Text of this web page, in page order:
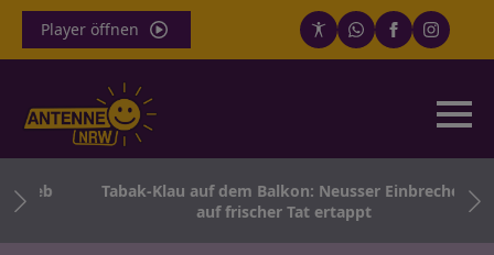
Player öffnen
Tabak-Klau auf dem Balkon: Neusser Einbrecher
auf frischer Tat ertappt